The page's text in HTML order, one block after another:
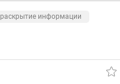
раскрытие информации